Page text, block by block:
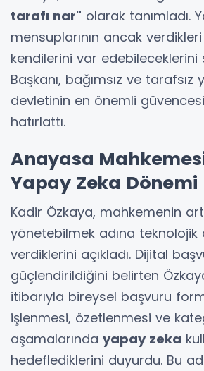
tarafı nar" olarak tanımladı.
mensuplarının ancak
kendilerini var edebileceklerini
Başkanı, bağımsız ve tarafsız
devletinin en önemli
hatırlattı.
Anayasa
Yapay Zeka Dönemi
Kadir Özkaya, mahkemenin
yönetebilmek adına teknolojik
verdiklerini açıkladı. Dijital
güçlendirildiğini belirten
itibarıyla bireysel başvuru
işlenmesi, özetlenmesi ve
aşamalarında yapay zeka
hedeflediklerini duyurdu. Bu